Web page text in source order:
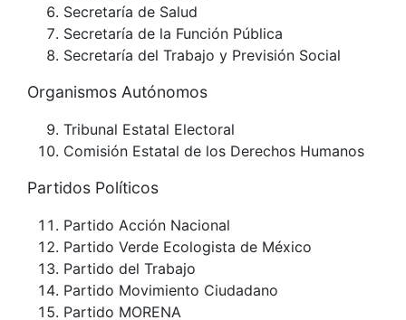
Secretaría de Salud
Secretaría de la Función Pública
Secretaría del Trabajo y Previsión Social
Organismos Autónomos
Tribunal Estatal Electoral
Comisión Estatal de los Derechos Humanos
Partidos Políticos
Partido Acción Nacional
Partido Verde Ecologista de México
Partido del Trabajo
Partido Movimiento Ciudadano
Partido MORENA